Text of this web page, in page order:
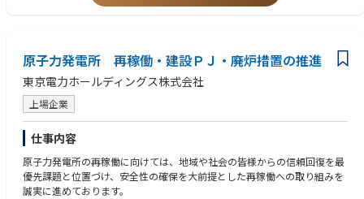
・石油・天然ガスプラント、メタネーション製造設備、水素製造設備や発
電設備での設計、建設、点検、保守などの電気関連業務
・当社が関与するプロジェクト技術レビューへの電気専門職としての参
画、技術的課題に対するソリューション/助言提供
・社内あるいは業界技術規格・基準・ガイドライン作成への関与
・最新の業界動向、技術トレンドの把握、社内共有
・関連業界団体、学会などへの参画
原子力発電所 再稼働・建設ＰＪ・廃炉措置の推進
東京電力ホールディングス株式会社
上場企業
仕事内容
原子力発電所の再稼働に向けては、地域や社会の皆様からの信頼回復を最
優先課題と位置づけ、安全性の確保を大前提とした再稼働への取り組みを
誠実に進めております。